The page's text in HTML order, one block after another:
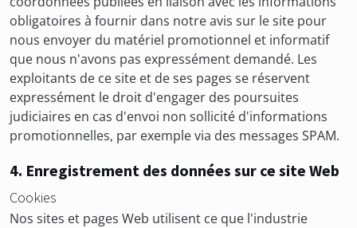
obligatoires à fournir dans notre avis sur le site pour
nous envoyer du matériel promotionnel et informatif
que nous n'avons pas expressément demandé. Les
exploitants de ce site et de ses pages se réservent
expressément le droit d'engager des poursuites
judiciaires en cas d'envoi non sollicité d'informations
promotionnelles, par exemple via des messages SPAM.
4. Enregistrement des données sur ce site Web
Cookies
Nos sites et pages Web utilisent ce que l'industrie